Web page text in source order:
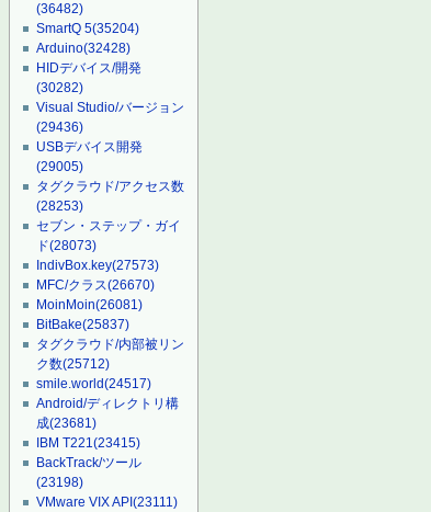
(36482)
SmartQ 5(35204)
Arduino(32428)
HIDデバイス/開発
(30282)
Visual Studio/バージョン
(29436)
USBデバイス開発
(29005)
タグクラウド/アクセス数
(28253)
セブン・ステップ・ガイ
ド(28073)
IndivBox.key(27573)
MFC/クラス(26670)
MoinMoin(26081)
BitBake(25837)
タグクラウド/内部被リン
ク数(25712)
smile.world(24517)
Android/ディレクトリ構
成(23681)
IBM T221(23415)
BackTrack/ツール
(23198)
VMware VIX API(23111)